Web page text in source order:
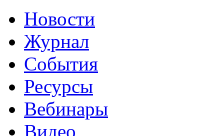
Новости
Журнал
События
Ресурсы
Вебинары
Видео